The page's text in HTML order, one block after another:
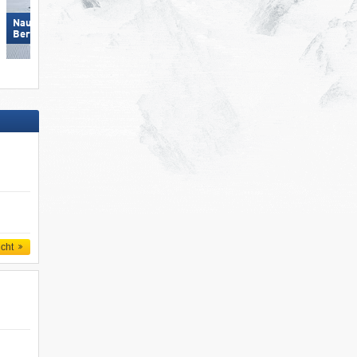
Nauders am Reschenpass –
Bergkastel
St. Jakob im Defereggental